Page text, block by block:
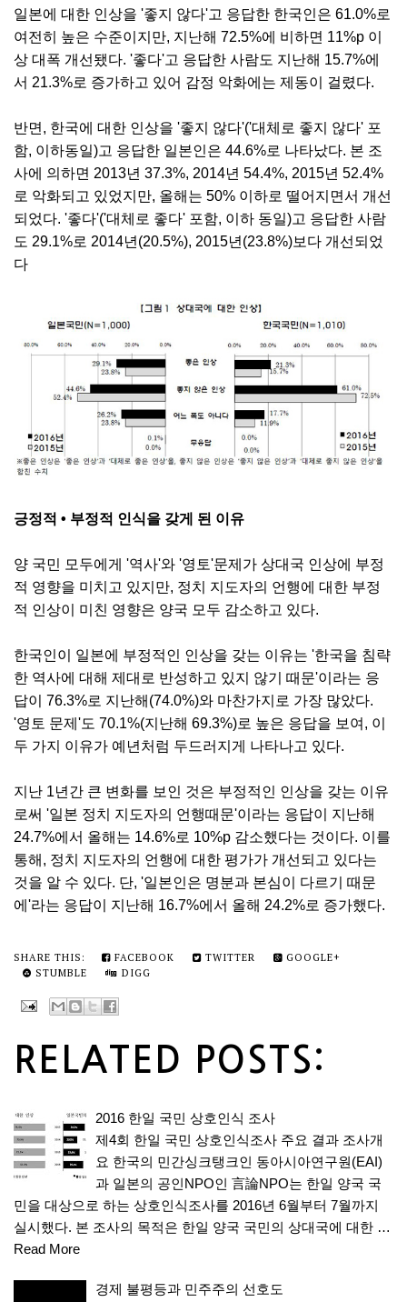
일본에 대한 인상을 '좋지 않다'고 응답한 한국인은 61.0%로
여전히 높은 수준이지만, 지난해 72.5%에 비하면 11%p 이
상 대폭 개선됐다. '좋다'고 응답한 사람도 지난해 15.7%에
서 21.3%로 증가하고 있어 감정 악화에는 제동이 걸렸다.
반면, 한국에 대한 인상을 '좋지 않다'('대체로 좋지 않다' 포
함, 이하동일)고 응답한 일본인은 44.6%로 나타났다. 본 조
사에 의하면 2013년 37.3%, 2014년 54.4%, 2015년 52.4%
로 악화되고 있었지만, 올해는 50% 이하로 떨어지면서 개선
되었다. '좋다'('대체로 좋다' 포함, 이하 동일)고 응답한 사람
도 29.1%로 2014년(20.5%), 2015년(23.8%)보다 개선되었
다
긍정적 • 부정적 인식을 갖게 된 이유
양 국민 모두에게 '역사'와 '영토'문제가 상대국 인상에 부정
적 영향을 미치고 있지만, 정치 지도자의 언행에 대한 부정
적 인상이 미친 영향은 양국 모두 감소하고 있다.
한국인이 일본에 부정적인 인상을 갖는 이유는 '한국을 침략
한 역사에 대해 제대로 반성하고 있지 않기 때문'이라는 응
답이 76.3%로 지난해(74.0%)와 마찬가지로 가장 많았다.
'영토 문제'도 70.1%(지난해 69.3%)로 높은 응답을 보여, 이
두 가지 이유가 예년처럼 두드러지게 나타나고 있다.
지난 1년간 큰 변화를 보인 것은 부정적인 인상을 갖는 이유
로써 '일본 정치 지도자의 언행때문'이라는 응답이 지난해
24.7%에서 올해는 14.6%로 10%p 감소했다는 것이다. 이를
통해, 정치 지도자의 언행에 대한 평가가 개선되고 있다는
것을 알 수 있다. 단, '일본인은 명분과 본심이 다르기 때문
에'라는 응답이 지난해 16.7%에서 올해 24.2%로 증가했다.
SHARE THIS: FACEBOOK TWITTER
GOOGLE+
STUMBLE
DIGG
RELATED POSTS:
2016 한일 국민 상호인식 조사
제4회 한일 국민 상호인식조사 주요 결과 조사개
요 한국의 민간싱크탱크인 동아시아연구원(EAI)
과 일본의 공인NPO인 言論NPO는 한일 양국 국
민을 대상으로 하는 상호인식조사를 2016년 6월부터 7월까지
실시했다. 본 조사의 목적은 한일 양국 국민의 상대국에 대한 …
Read More
경제 불평등과 민주주의 선호도